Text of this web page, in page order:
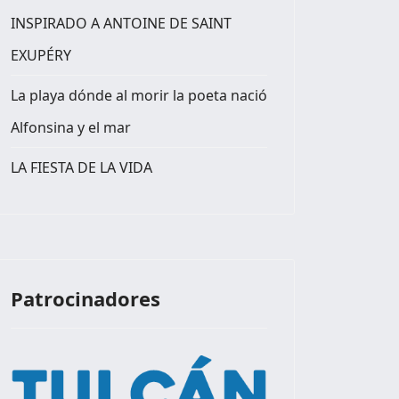
DE AMOR Y DE PECADO, QUE NUNCA FUE
INSPIRADO A ANTOINE DE SAINT
EXUPÉRY
La playa dónde al morir la poeta nació
Alfonsina y el mar
LA FIESTA DE LA VIDA
Patrocinadores